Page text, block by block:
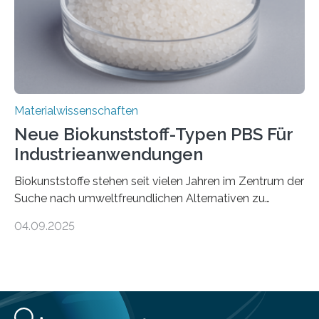
Schweiz direkt beobachtet, wie in Graphen…
Materialwissenschaften
Neue Biokunststoff-Typen PBS Für
Industrieanwendungen
Biokunststoffe stehen seit vielen Jahren im Zentrum der
Suche nach umweltfreundlichen Alternativen zu
an fossilen Rohstoffen reduzieren, schonen Ressourcen
lassen. Genau daran arbeitet das Fraunhofer-Institut für
04.09.2025